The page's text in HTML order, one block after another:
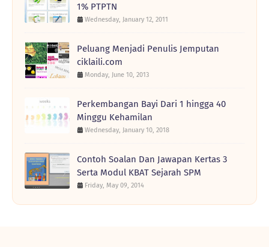
1% PTPTN
Wednesday, January 12, 2011
Peluang Menjadi Penulis Jemputan
ciklaili.com
Monday, June 10, 2013
Perkembangan Bayi Dari 1 hingga 40
Minggu Kehamilan
Wednesday, January 10, 2018
Contoh Soalan Dan Jawapan Kertas 3
Serta Modul KBAT Sejarah SPM
Friday, May 09, 2014